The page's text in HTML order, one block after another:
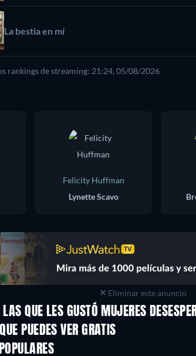
La bestia en mí
rankings de streaming: 21:24, 05/08/2026
Felicity Huffman
Lynette Scavo
Eliminar este anuncio
QUE LES GUSTÓ MUJERES
TV TV
PUEDES VER GRATIS
TV